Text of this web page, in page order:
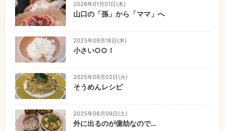
2026年01月01日(木)
山口の「孫」から「ママ」へ
2025年09月18日(木)
小さい○○！
2025年09月02日(火)
そうめんレシピ
2025年08月09日(土)
外に出るのが億劫なので…